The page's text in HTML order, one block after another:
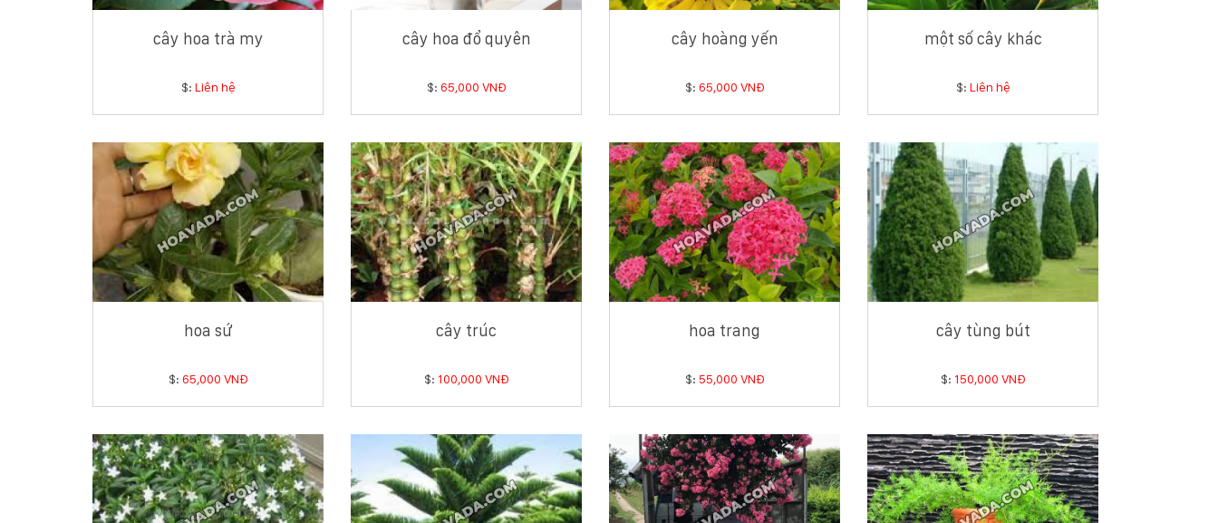
cây hoa trà my
$: Liên hệ
cây hoa đổ quyên
$: 65,000 VNĐ
cây hoàng yến
$: 65,000 VNĐ
một số cây khác
$: Liên hệ
hoa sứ
$: 65,000 VNĐ
cây trúc
$: 100,000 VNĐ
hoa trang
$: 55,000 VNĐ
cây tùng bút
$: 150,000 VNĐ